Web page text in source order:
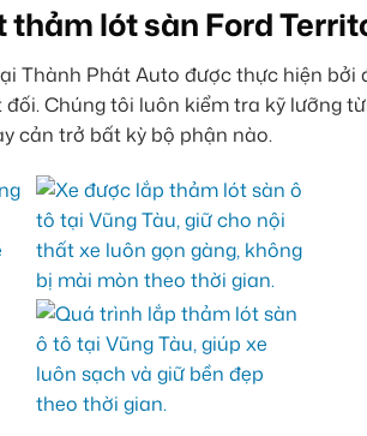
lót sàn Ford
Thành Phát Auto được thực hiện bởi
Chúng tôi luôn kiểm tra kỹ lưỡng
cản trở bất kỳ bộ phận nào.